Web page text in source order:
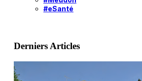
#eSanté
Derniers Articles